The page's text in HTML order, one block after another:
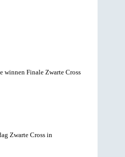
winnen Finale Zwarte Cross
Zwarte Cross in